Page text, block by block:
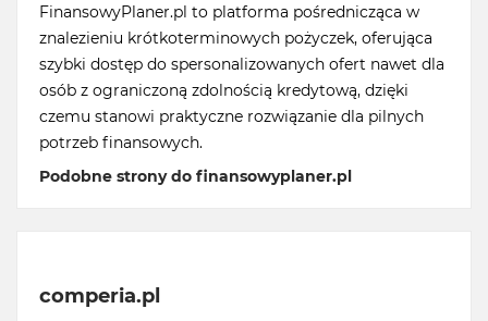
FinansowyPlaner.pl to platforma pośrednicząca w
znalezieniu krótkoterminowych pożyczek, oferująca
szybki dostęp do spersonalizowanych ofert nawet dla
osób z ograniczoną zdolnością kredytową, dzięki
czemu stanowi praktyczne rozwiązanie dla pilnych
potrzeb finansowych.
Podobne strony do finansowyplaner.pl
comperia.pl